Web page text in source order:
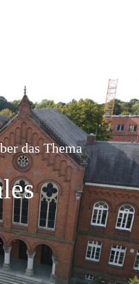
– StR’
Wirtschaft
das Thema